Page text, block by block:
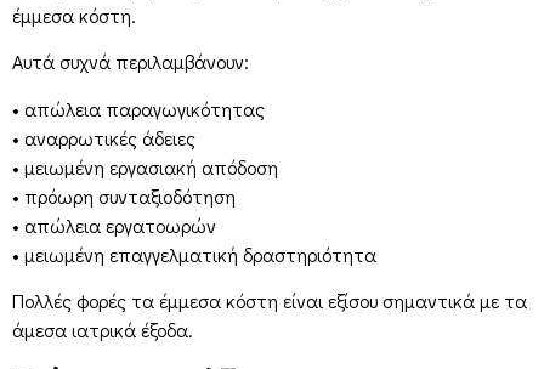
έμμεσα κόστη.
Αυτά συχνά περιλαμβάνουν:
• απώλεια παραγωγικότητας
• αναρρωτικές άδειες
• μειωμένη εργασιακή απόδοση
• πρόωρη συνταξιοδότηση
• απώλεια εργατοωρών
• μειωμένη επαγγελματική δραστηριότητα
Πολλές φορές τα έμμεσα κόστη είναι εξίσου σημαντικά με τα
άμεσα ιατρικά έξοδα.